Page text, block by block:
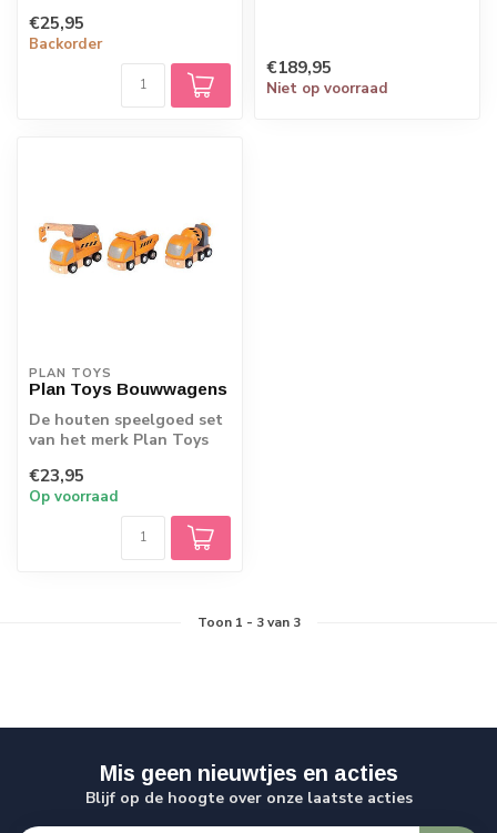
favoriete h...
€25,95
Backorder
€189,95
Niet op voorraad
PLAN TOYS
Plan Toys Bouwwagens
De houten speelgoed set
van het merk Plan Toys
bouwvoertuigen. Ga aan
de s...
€23,95
Op voorraad
Toon 1 - 3van 3
Mis geen nieuwtjes en acties
Blijf op de hoogte over onze laatste acties